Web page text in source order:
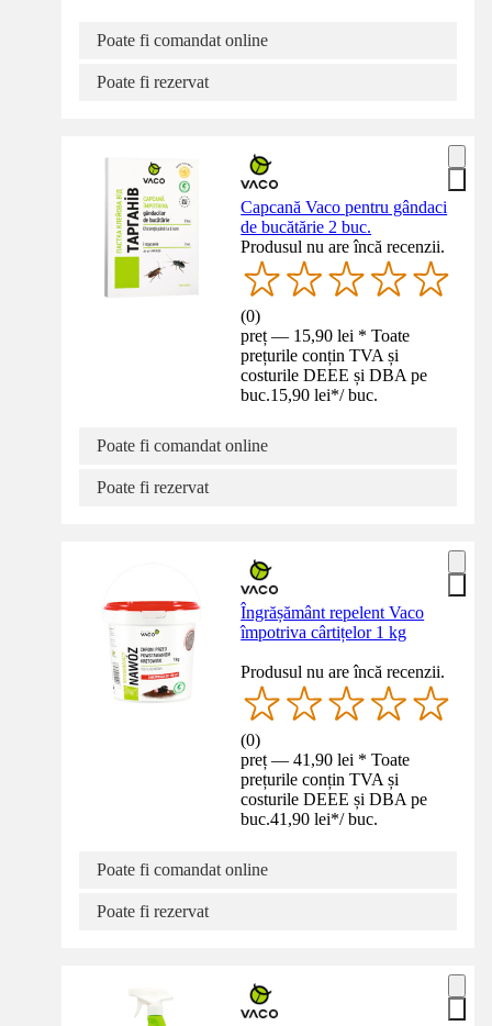
Poate fi comandat online
Poate fi rezervat
Capcană Vaco pentru gândaci
de bucătărie 2 buc.
Produsul nu are încă recenzii.
(0)
preț — 15,90 lei * Toate
prețurile conțin TVA și
costurile DEEE și DBA pe
buc.15,90 lei*/ buc.
Poate fi comandat online
Poate fi rezervat
Îngrășământ repelent Vaco
împotriva cârtițelor 1 kg
Produsul nu are încă recenzii.
(0)
preț — 41,90 lei * Toate
prețurile conțin TVA și
costurile DEEE și DBA pe
buc.41,90 lei*/ buc.
Poate fi comandat online
Poate fi rezervat